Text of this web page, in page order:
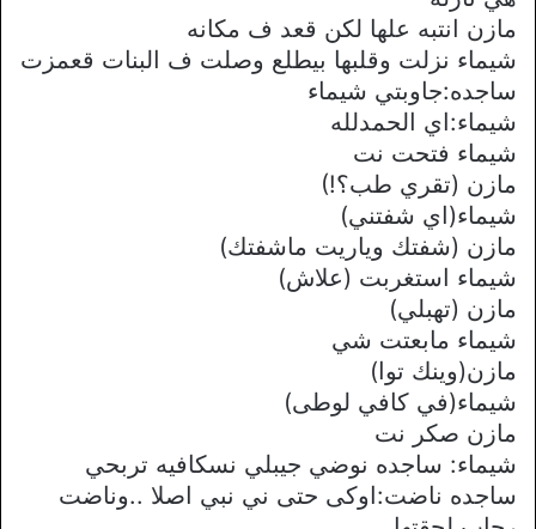
مازن انتبه علها لكن قعد ف مكانه
شيماء نزلت وقلبها بيطلع وصلت ف البنات قعمزت
ساجده:جاوبتي شيماء
شيماء:اي الحمدلله
شيماء فتحت نت
مازن (تقري طب؟!)
شيماء(اي شفتني)
مازن (شفتك وياريت ماشفتك)
شيماء استغربت (علاش)
مازن (تهبلي)
شيماء مابعتت شي
مازن(وينك توا)
شيماء(في كافي لوطى)
مازن صكر نت
شيماء: ساجده نوضي جيبلي نسكافيه تربحي
ساجده ناضت:اوكى حتى ني نبي اصلا ..وناضت